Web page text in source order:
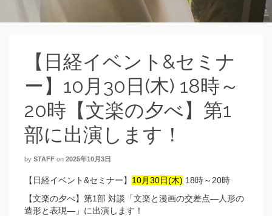
【日経イベント&セミナ
ー】10月30日(木) 18時～
20時【文楽の夕べ】第1
部に出演します！
by STAFF on 2025年10月3日
【日経イベント&セミナー】 10月30日(木) 18時～20時
【文楽の夕べ】第1部 対談「文楽と漫画の交差点―人形の
造形と表現―」に出演します！